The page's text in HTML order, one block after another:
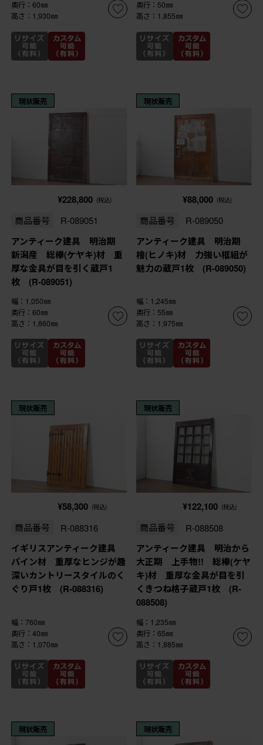
奥行：60㎜
高さ：1,930㎜
奥行：50㎜
高さ：1,855㎜
現状販売
¥228,800 (税込)
商品番号 R-089051
アンティーク建具 明治期
新潟産 総欅(ケヤキ)材 重
厚な金具が目を引く蔵戸1
枚 (R-089051)
幅：1,050㎜
奥行：60㎜
高さ：1,860㎜
現状販売
¥88,000 (税込)
商品番号 R-089050
アンティーク建具 明治期
檜(ヒノキ)材 力強い框組が
魅力の蔵戸1枚 (R-089050)
幅：1,245㎜
奥行：55㎜
高さ：1,975㎜
現状販売
¥58,300 (税込)
商品番号 R-088316
イギリスアンティーク建具
パイン材 重厚なヒンジが趣
深いカントリースタイルのく
ぐり戸1枚 (R-088316)
幅：760㎜
奥行：40㎜
高さ：1,070㎜
現状販売
¥122,100 (税込)
商品番号 R-088508
アンティーク建具 明治から
大正期 上手物!! 総欅(ケヤ
キ)材 重厚な金具が目を引
くきつね格子蔵戸1枚 (R-
088508)
幅：1,235㎜
奥行：65㎜
高さ：1,885㎜
現状販売 現状販売